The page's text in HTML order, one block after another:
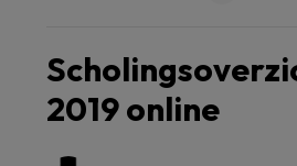
2019 online